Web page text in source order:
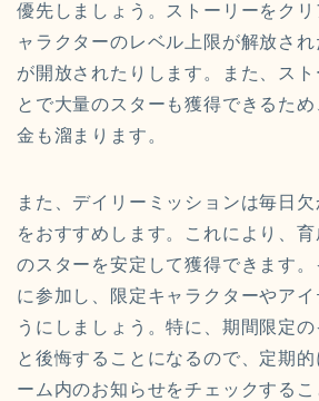
優先しましょう。ストーリーをク
ャラクターのレベル上限が解放さ
が開放されたりします。また、スト
とで大量のスターも獲得できるた
金も溜まります。
また、デイリーミッションは毎日
をおすすめします。これにより、
のスターを安定して獲得できます
に参加し、限定キャラクターやア
うにしましょう。特に、期間限定
と後悔することになるので、定期
ーム内のお知らせをチェックするこ